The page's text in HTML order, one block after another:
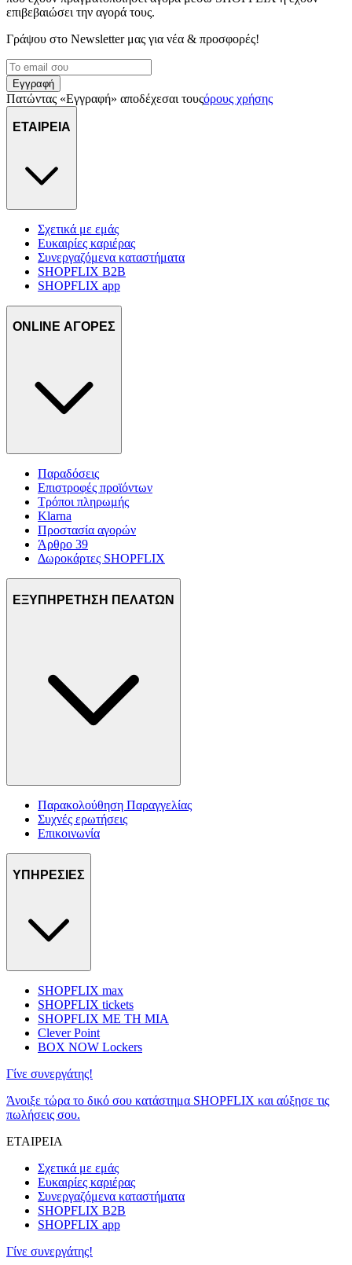
επιβεβαιώσει την αγορά τους.
Γράψου στο Νewsletter μας για νέα & προσφορές!
Εγγραφή
Πατώντας «Εγγραφή» αποδέχεσαι τουςόρους χρήσης
ΕΤΑΙΡΕΙΑ
Σχετικά με εμάς
Ευκαιρίες καριέρας
Συνεργαζόμενα καταστήματα
SHOPFLIX B2B
SHOPFLIX app
ONLINE ΑΓΟΡΕΣ
Παραδόσεις
Επιστροφές προϊόντων
Τρόποι πληρωμής
Klarna
Προστασία αγορών
Άρθρο 39
Δωροκάρτες SHOPFLIX
ΕΞΥΠΗΡΕΤΗΣΗ ΠΕΛΑΤΩΝ
Παρακολούθηση Παραγγελίας
Συχνές ερωτήσεις
Επικοινωνία
ΥΠΗΡΕΣΙΕΣ
SHOPFLIX max
SHOPFLIX tickets
SHOPFLIX ΜΕ ΤΗ ΜΙΑ
Clever Point
BOX NOW Lockers
Γίνε συνεργάτης!
Άνοιξε τώρα το δικό σου κατάστημα SHOPFLIX και αύξησε τις
πωλήσεις σου.
ΕΤΑΙΡΕΙΑ
Σχετικά με εμάς
Ευκαιρίες καριέρας
Συνεργαζόμενα καταστήματα
SHOPFLIX B2B
SHOPFLIX app
Γίνε συνεργάτης!